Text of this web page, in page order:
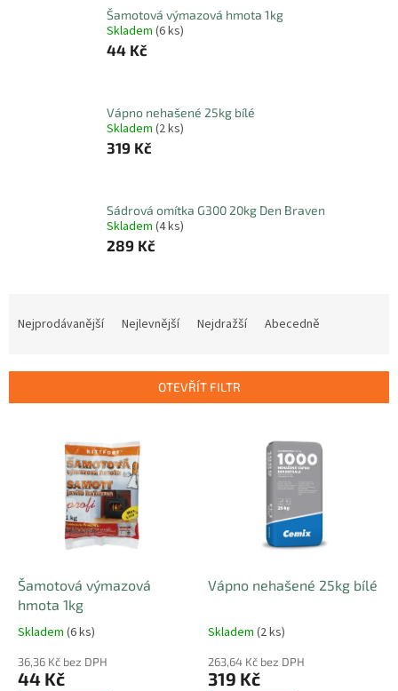
Šamotová výmazová hmota 1kg
Skladem (6 ks)
44 Kč
Vápno nehašené 25kg bílé
Skladem (2 ks)
319 Kč
Sádrová omítka G300 20kg Den Braven
Skladem (4 ks)
289 Kč
í
Nejprodávanější Nejlevnější Nejdražší Abecedně
OTEVŘÍT FILTR
Šamotová výmazová
hmota 1kg
Skladem (6 ks)
36,36 Kč bez DPH
44 Kč
Vápno nehašené 25kg bílé
Skladem (2 ks)
263,64 Kč bez DPH
319 Kč